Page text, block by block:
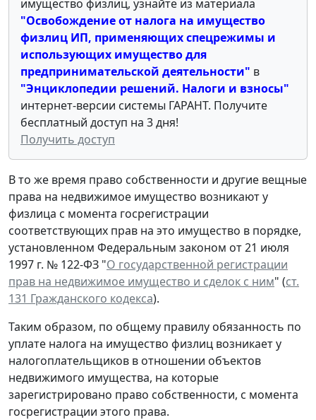
имущество физлиц, узнайте из материала
"Освобождение от налога на имущество
физлиц ИП, применяющих спецрежимы и
использующих имущество для
предпринимательской деятельности" в
"Энциклопедии решений. Налоги и взносы"
интернет-версии системы ГАРАНТ. Получите
бесплатный доступ на 3 дня!
Получить доступ
В то же время право собственности и другие вещные
права на недвижимое имущество возникают у
физлица с момента госрегистрации
соответствующих прав на это имущество в порядке,
установленном Федеральным законом от 21 июля
1997 г. № 122-ФЗ "О государственной регистрации
прав на недвижимое имущество и сделок с ним" (ст.
131 Гражданского кодекса).
Таким образом, по общему правилу обязанность по
уплате налога на имущество физлиц возникает у
налогоплательщиков в отношении объектов
недвижимого имущества, на которые
зарегистрировано право собственности, с момента
госрегистрации этого права.